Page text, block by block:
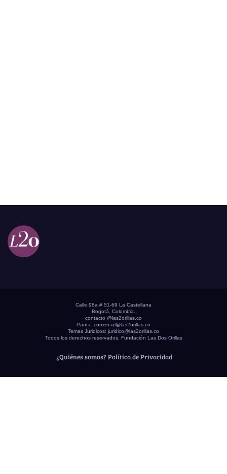
Calle 98a # 51-69 La Castellana
Bogotá, Colombia.
contacto @las2orillas.co
Pauta: comercial@las2orillas.co
Temas Juridicos: juridico@las2orillas.co
Todos los derechos reservados. Fundación Las Dos Orillas
¿Quiénes somos? Política de Privacidad